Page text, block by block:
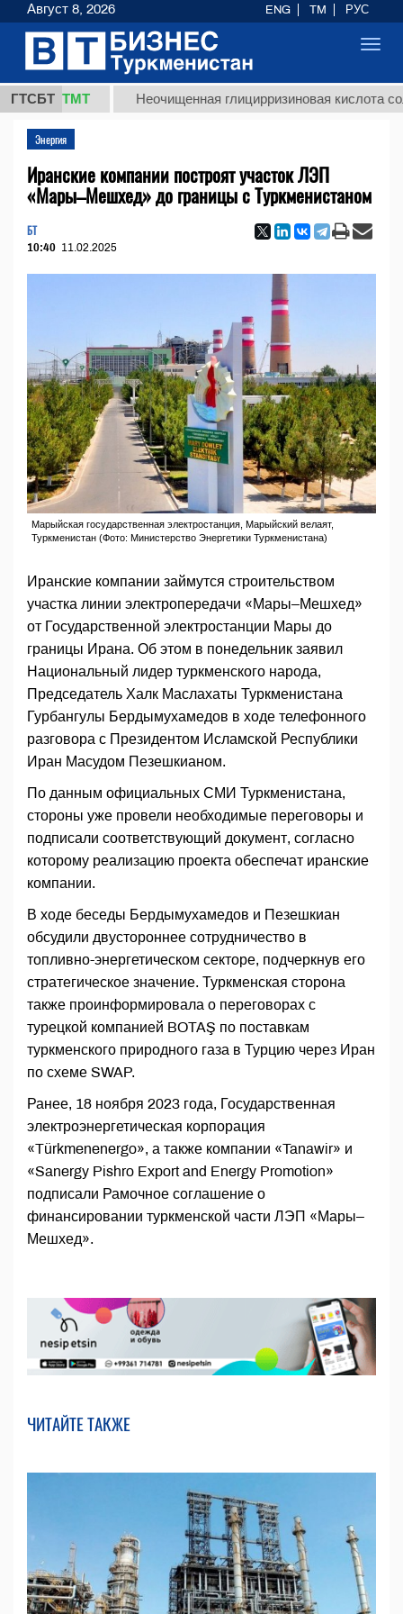
ГТСБТ
ТМТ Неочищенная глицирризиновая кислота
Энергия
Иранские компании построят участок ЛЭП
«Мары–Мешхед» до границы с Туркменистаном
БТ
10:40 11.02.2025
Марыйская государственная электростанция, Марыйский велаят,
Туркменистан (Фото: Министерство Энергетики Туркменистана)
Иранские компании займутся строительством
участка линии электропередачи «Мары–Мешхед»
от Государственной электростанции Мары до
границы Ирана. Об этом в понедельник заявил
Национальный лидер туркменского народа,
Председатель Халк Маслахаты Туркменистана
Гурбангулы Бердымухамедов в ходе телефонного
разговора с Президентом Исламской Республики
Иран Масудом Пезешкианом.
По данным официальных СМИ Туркменистана,
стороны уже провели необходимые переговоры и
подписали соответствующий документ, согласно
которому реализацию проекта обеспечат иранские
компании.
В ходе беседы Бердымухамедов и Пезешкиан
обсудили двустороннее сотрудничество в
топливно-энергетическом секторе, подчеркнув его
стратегическое значение. Туркменская сторона
также проинформировала о переговорах с
турецкой компанией BOTAŞ по поставкам
туркменского природного газа в Турцию через Иран
по схеме SWAP.
Ранее, 18 ноября 2023 года, Государственная
электроэнергетическая корпорация
«Türkmenenergo», а также компании «Tanawir» и
«Sanergy Pishro Export and Energy Promotion»
подписали Рамочное соглашение о
финансировании туркменской части ЛЭП «Мары–
Мешхед».
ЧИТАЙТЕ ТАКЖЕ
Август 8, 2026 ENG TM РУС